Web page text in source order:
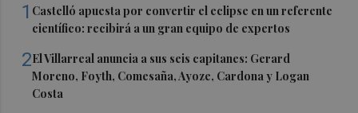
1 Castelló apuesta por convertir el eclipse en un referente
científico: recibirá a un gran equipo de expertos
2El Villarreal anuncia a sus seis capitanes: Gerard
Moreno, Foyth, Comesaña, Ayoze, Cardona y Logan
Costa